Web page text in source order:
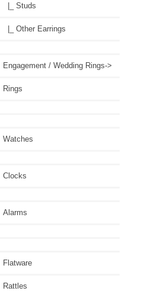
|_ Studs
|_ Other Earrings
Engagement / Wedding Rings->
Rings
Watches
Clocks
Alarms
Flatware
Rattles